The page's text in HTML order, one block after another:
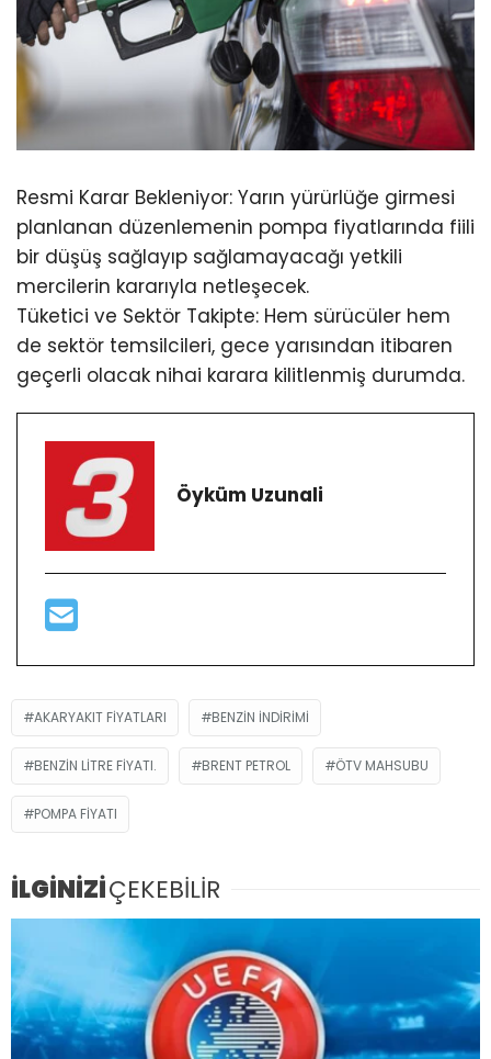
Resmi Karar Bekleniyor: Yarın yürürlüğe girmesi
planlanan düzenlemenin pompa fiyatlarında fiili
bir düşüş sağlayıp sağlamayacağı yetkili
mercilerin kararıyla netleşecek.
Tüketici ve Sektör Takipte: Hem sürücüler hem
de sektör temsilcileri, gece yarısından itibaren
geçerli olacak nihai karara kilitlenmiş durumda.
Öyküm Uzunali
AKARYAKIT FIYATLARI BENZIN INDIRIMI
BENZIN LITRE FIYATI. BRENT PETROL ÖTV MAHSUBU
POMPA FIYATI
İLGİNİZİÇEKEBİLİR